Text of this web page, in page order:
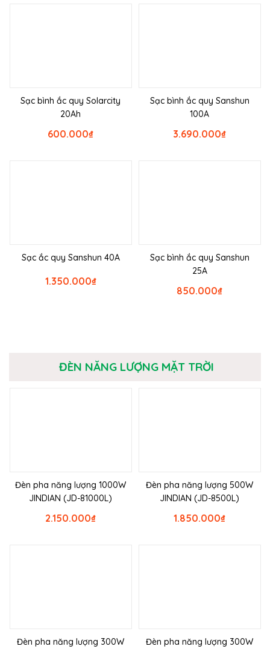
Sạc bình ắc quy Solarcity
20Ah
₫
600.000
Sạc bình ắc quy Sanshun
100A
₫
3.690.000
Sạc ắc quy Sanshun 40A
₫
1.350.000
Sạc bình ắc quy Sanshun
25A
₫
850.000
ĐÈN NĂNG LƯỢNG MẶT TRỜI
Đèn pha năng lượng 1000W
JINDIAN (JD-81000L)
₫
2.150.000
Đèn pha năng lượng 500W
JINDIAN (JD-8500L)
₫
1.850.000
Đèn pha năng lượng 300W
Đèn pha năng lượng 300W